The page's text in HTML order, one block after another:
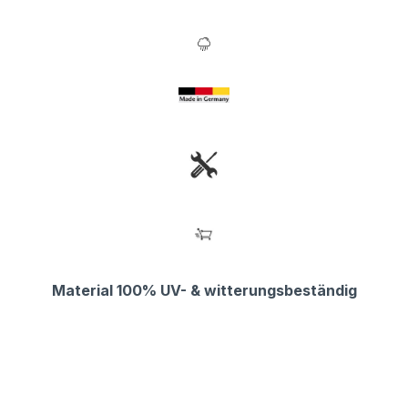
Material 100% UV- & witterungsbeständig